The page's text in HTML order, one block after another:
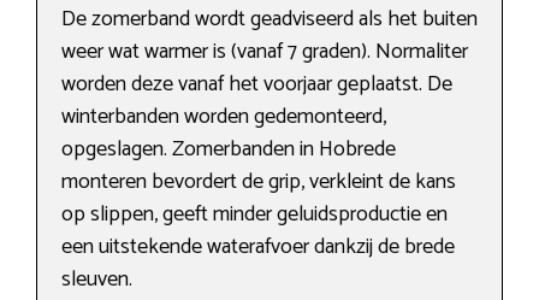
De zomerband wordt geadviseerd als het buiten
weer wat warmer is (vanaf 7 graden). Normaliter
worden deze vanaf het voorjaar geplaatst. De
winterbanden worden gedemonteerd,
opgeslagen. Zomerbanden in Hobrede
monteren bevordert de grip, verkleint de kans
op slippen, geeft minder geluidsproductie en
een uitstekende waterafvoer dankzij de brede
sleuven.